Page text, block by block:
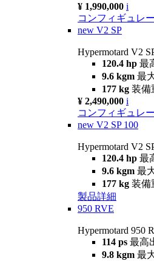
¥ 1,990,000 i
コンフィギュレ
new V2 SP
Hypermotard V2
120.4 hp 最
9.6 kgm 最
177 kg 装備
¥ 2,490,000 i
コンフィギュレ
new V2 SP 100
Hypermotard V2
120.4 hp 最
9.6 kgm 最
177 kg 装備
製品詳細
950 RVE
Hypermotard 950
114 ps 最高
9.8 kgm 最